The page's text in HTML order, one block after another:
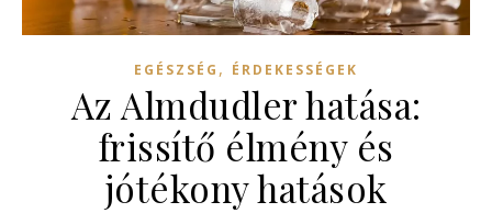
EGÉSZSÉG , ÉRDEKESSÉGEK
Az Almdudler hatása:
frissítő élmény és
jótékony hatások